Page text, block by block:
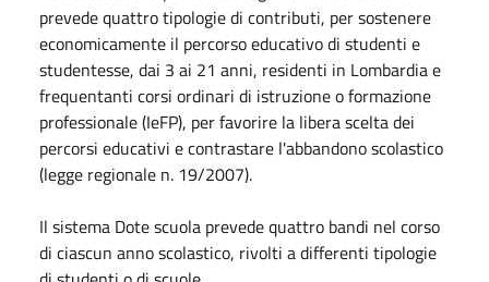
prevede quattro tipologie di contributi, per sostenere
economicamente il percorso educativo di studenti e
studentesse, dai 3 ai 21 anni, residenti in Lombardia e
frequentanti corsi ordinari di istruzione o formazione
professionale (IeFP), per favorire la libera scelta dei
percorsi educativi e contrastare l'abbandono scolastico
(legge regionale n. 19/2007).
Il sistema Dote scuola prevede quattro bandi nel corso
di ciascun anno scolastico, rivolti a differenti tipologie